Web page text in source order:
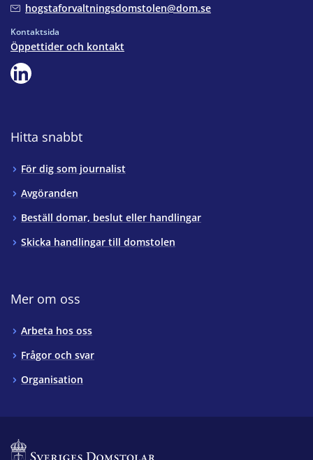
hogstaforvaltningsdomstolen@dom.se
Kontaktsida
Öppettider och kontakt
Hitta snabbt
För dig som journalist
Avgöranden
Beställ domar, beslut eller handlingar
Skicka handlingar till domstolen
Mer om oss
Arbeta hos oss
Frågor och svar
Organisation